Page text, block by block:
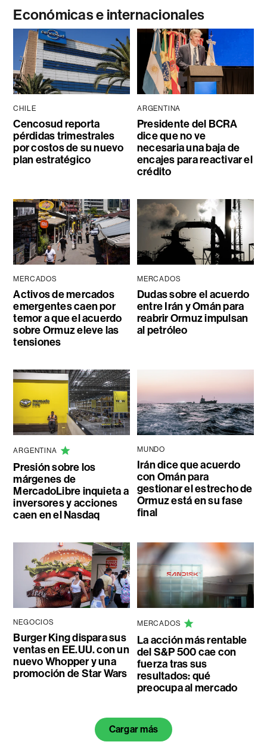
Económicas e internacionales
CHILE
Cencosud reporta
pérdidas trimestrales
por costos de su nuevo
plan estratégico
ARGENTINA
Presidente del BCRA
dice que no ve
necesaria una baja de
encajes para reactivar el
crédito
MERCADOS
Activos de mercados
emergentes caen por
temor a que el acuerdo
sobre Ormuz eleve las
tensiones
MERCADOS
Dudas sobre el acuerdo
entre Irán y Omán para
reabrir Ormuz impulsan
al petróleo
ARGENTINA
Presión sobre los
márgenes de
MercadoLibre inquieta a
inversores y acciones
caen en el Nasdaq
MUNDO
Irán dice que acuerdo
con Omán para
gestionar el estrecho de
Ormuz está en su fase
final
NEGOCIOS
Burger King dispara sus
ventas en EE.UU. con un
nuevo Whopper y una
promoción de Star Wars
MERCADOS
La acción más rentable
del S&P 500 cae con
fuerza tras sus
resultados: qué
preocupa al mercado
Cargar más